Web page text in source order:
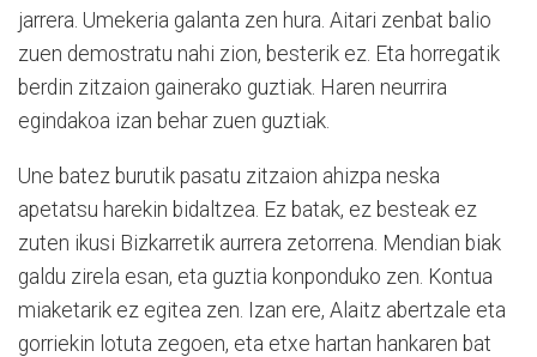
jarrera. Umekeria galanta zen hura. Aitari zenbat balio
zuen demostratu nahi zion, besterik ez. Eta horregatik
berdin zitzaion gainerako guztiak. Haren neurrira
egindakoa izan behar zuen guztiak.
Une batez burutik pasatu zitzaion ahizpa neska
apetatsu harekin bidaltzea. Ez batak, ez besteak ez
zuten ikusi Bizkarretik aurrera zetorrena. Mendian biak
galdu zirela esan, eta guztia konponduko zen. Kontua
miaketarik ez egitea zen. Izan ere, Alaitz abertzale eta
gorriekin lotuta zegoen, eta etxe hartan hankaren bat